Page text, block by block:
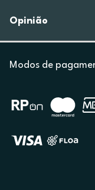
Opinião
Modos de